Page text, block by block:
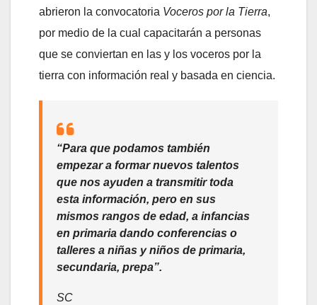
abrieron la convocatoria Voceros por la Tierra,
por medio de la cual capacitarán a personas
que se conviertan en las y los voceros por la
tierra con información real y basada en ciencia.
“Para que podamos también
empezar a formar nuevos talentos
que nos ayuden a transmitir toda
esta información, pero en sus
mismos rangos de edad, a infancias
en primaria dando conferencias o
talleres a niñas y niños de primaria,
secundaria, prepa”.
SC